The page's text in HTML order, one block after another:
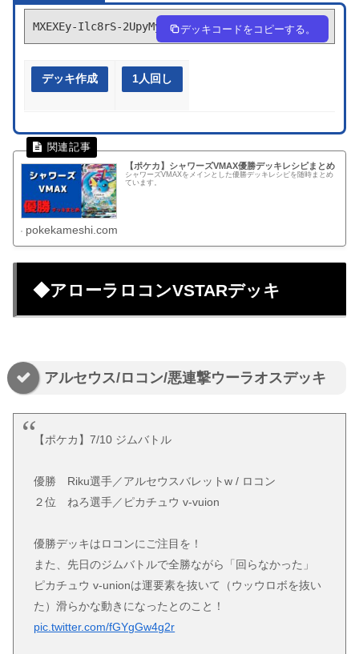
MXEXEy-Ilc8rS-2UpyMy デッキコードをコピーする。
デッキ作成 1人回し
【ポケカ】シャワーズVMAX優勝デッキレシピまとめ
シャワーズVMAXをメインとした優勝デッキレシピを随時まとめ
ています。
pokekameshi.com
◆アローラロコンVSTARデッキ
アルセウス/ロコン/悪連撃ウーラオスデッキ
【ポケカ】7/10 ジムバトル
優勝 Riku選手／アルセウスバレットw / ロコン
２位 ねろ選手／ピカチュウ v-vuion
優勝デッキはロコンにご注目を！
また、先日のジムバトルで全勝ながら「回らなかった」
ピカチュウ v-unionは運要素を抜いて（ウッウロボを抜い
た）滑らかな動きになったとのこと！
pic.twitter.com/fGYgGw4g2r